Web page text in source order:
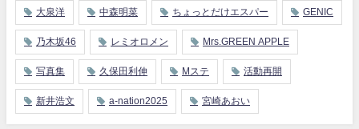
大泉洋 中森明菜 ちょっとだけエスパー GENIC
乃木坂46 レミオロメン Mrs.GREEN APPLE
写真集 久保田利伸 Mステ 活動再開
新井浩文 a-nation2025 宮崎あおい